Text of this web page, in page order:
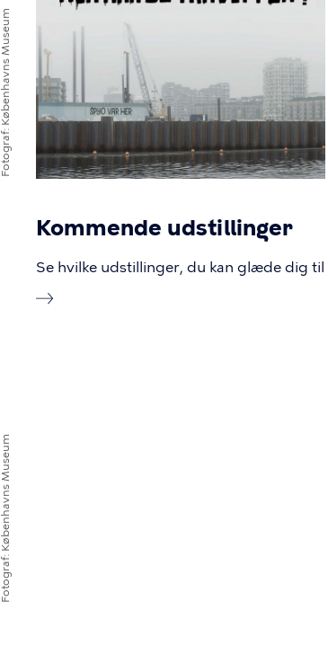
Fotograf
Københavns Museum
Kommende udstillinger
Se hvilke udstillinger, du kan glæde dig til
Fotograf
Københavns Museum